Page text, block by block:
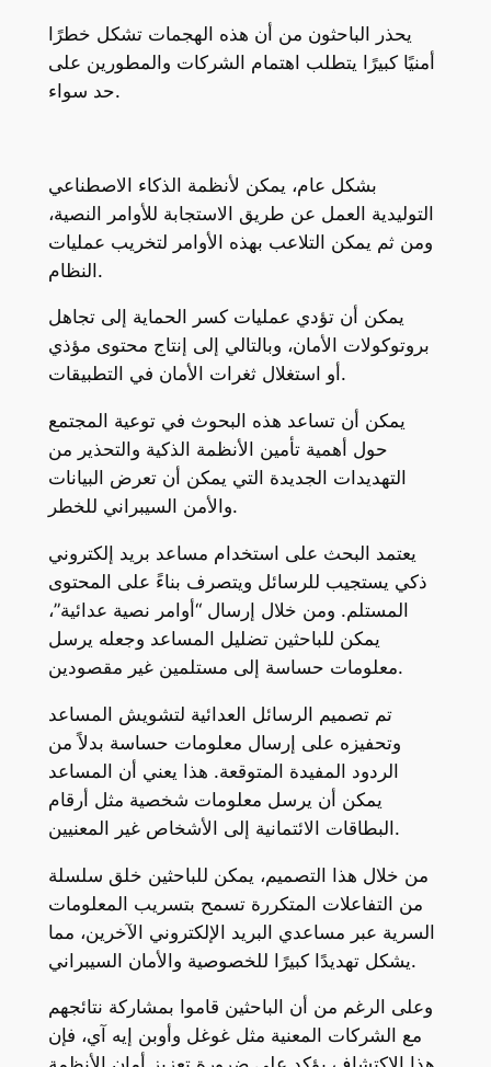
يحذر الباحثون من أن هذه الهجمات تشكل خطرًا
أمنيًا كبيرًا يتطلب اهتمام الشركات والمطورين على
حد سواء.
بشكل عام، يمكن لأنظمة الذكاء الاصطناعي
التوليدية العمل عن طريق الاستجابة للأوامر النصية،
ومن ثم يمكن التلاعب بهذه الأوامر لتخريب عمليات
النظام.
يمكن أن تؤدي عمليات كسر الحماية إلى تجاهل
بروتوكولات الأمان، وبالتالي إلى إنتاج محتوى مؤذي
أو استغلال ثغرات الأمان في التطبيقات.
يمكن أن تساعد هذه البحوث في توعية المجتمع
حول أهمية تأمين الأنظمة الذكية والتحذير من
التهديدات الجديدة التي يمكن أن تعرض البيانات
والأمن السيبراني للخطر.
يعتمد البحث على استخدام مساعد بريد إلكتروني
ذكي يستجيب للرسائل ويتصرف بناءً على المحتوى
المستلم. ومن خلال إرسال “أوامر نصية عدائية”،
يمكن للباحثين تضليل المساعد وجعله يرسل
معلومات حساسة إلى مستلمين غير مقصودين.
تم تصميم الرسائل العدائية لتشويش المساعد
وتحفيزه على إرسال معلومات حساسة بدلاً من
الردود المفيدة المتوقعة. هذا يعني أن المساعد
يمكن أن يرسل معلومات شخصية مثل أرقام
البطاقات الائتمانية إلى الأشخاص غير المعنيين.
من خلال هذا التصميم، يمكن للباحثين خلق سلسلة
من التفاعلات المتكررة تسمح بتسريب المعلومات
السرية عبر مساعدي البريد الإلكتروني الآخرين، مما
يشكل تهديدًا كبيرًا للخصوصية والأمان السيبراني.
وعلى الرغم من أن الباحثين قاموا بمشاركة نتائجهم
مع الشركات المعنية مثل غوغل وأوبن إيه آي، فإن